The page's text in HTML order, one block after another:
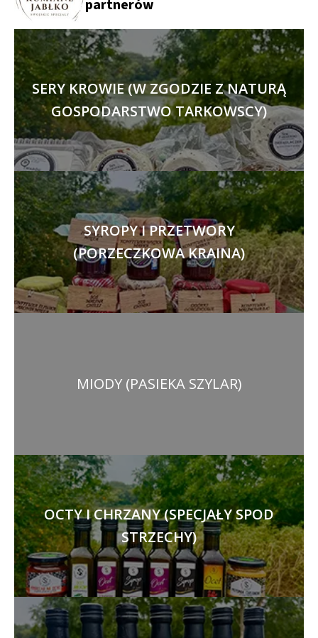
partnerów
SERY KROWIE (W ZGODZIE Z NATURĄ
GOSPODARSTWO TARKOWSCY)
SYROPY I PRZETWORY
(PORZECZKOWA KRAINA)
MIODY (PASIEKA SZYLAR)
OCTY I CHRZANY (SPECJAŁY SPOD
STRZECHY)